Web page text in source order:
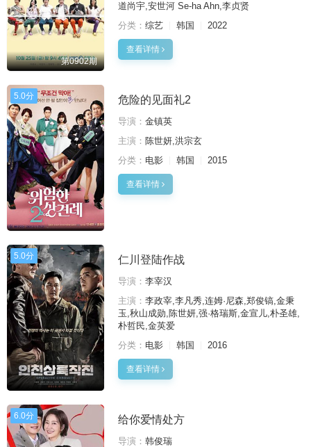
第0902期
道尚宇,安世河 Se-ha Ahn,李贞贤
分类： 综艺 韩国 2022
查看详情
5.0分 危险的见面礼2
导演： 金镇英
主演： 陈世妍,洪宗玄
分类： 电影 韩国 2015
查看详情
5.0分 仁川登陆作战
导演： 李宰汉
主演： 李政宰,李凡秀,连姆·尼森,郑俊镐,金秉
玉,秋山成勋,陈世妍,强·格瑞斯,金宣儿,朴圣雄,
朴哲民,金英爱
分类： 电影 韩国 2016
查看详情
6.0分 给你爱情处方
导演： 韩俊瑞